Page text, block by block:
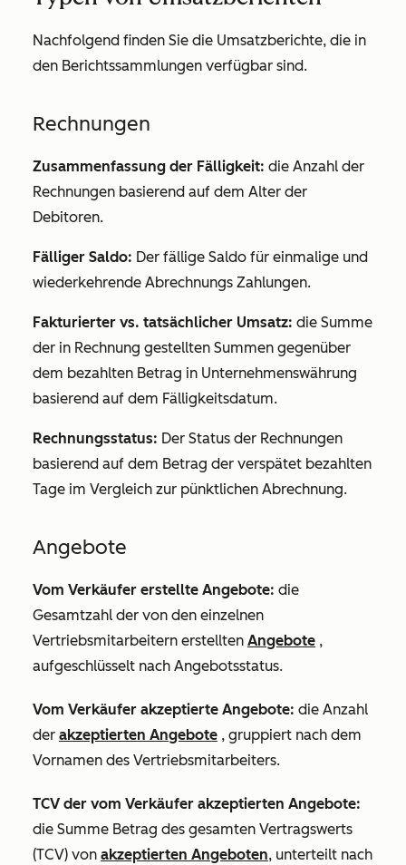
Nachfolgend finden Sie die Umsatzberichte, die in
den Berichtssammlungen verfügbar sind.
Rechnungen
Zusammenfassung der Fälligkeit: die Anzahl der
Rechnungen basierend auf dem Alter der
Debitoren.
Fälliger Saldo: Der fällige Saldo für einmalige und
wiederkehrende Abrechnungs Zahlungen.
Fakturierter vs. tatsächlicher Umsatz: die Summe
der in Rechnung gestellten Summen gegenüber
dem bezahlten Betrag in Unternehmenswährung
basierend auf dem Fälligkeitsdatum.
Rechnungsstatus: Der Status der Rechnungen
basierend auf dem Betrag der verspätet bezahlten
Tage im Vergleich zur pünktlichen Abrechnung.
Angebote
Vom Verkäufer erstellte Angebote: die
Gesamtzahl der von den einzelnen
Vertriebsmitarbeitern erstellten Angebote ,
aufgeschlüsselt nach Angebotsstatus.
Vom Verkäufer akzeptierte Angebote: die Anzahl
der akzeptierten Angebote , gruppiert nach dem
Vornamen des Vertriebsmitarbeiters.
TCV der vom Verkäufer akzeptierten Angebote:
die Summe Betrag des gesamten Vertragswerts
(TCV) von akzeptierten Angeboten, unterteilt nach